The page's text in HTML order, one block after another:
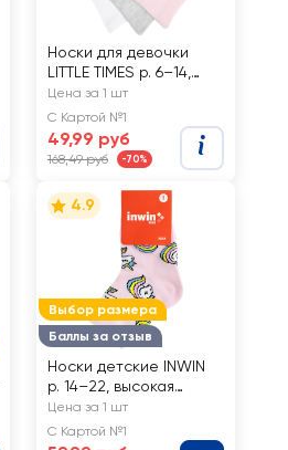
Носки для девочки
LITTLE TIMES р. 6–14,
белые, розовые, серый
меланж, Арт. LT-3-PI,
3пары
Цена за 1 шт
С Картой №1
49,99 руб
168,49 руб -70%
Выбор размера
Баллы за отзыв
4.9
Носки детские INWIN
р. 14–22, высокая
посадка с дизайном
единороги, Арт. FKSG-
01-UN
Цена за 1 шт
С Картой №1